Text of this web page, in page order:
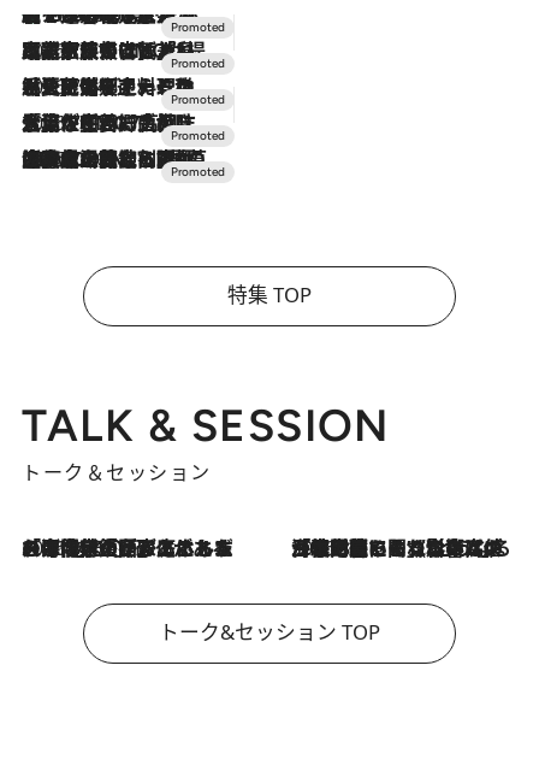
2026.8.7
【トンボの足水浴】ヒノキの香りに包まれて涼感マックス！約13℃の湧水かけ流しを避暑地「星野温泉 トンボの湯」で体験
2026.7.31
【ホテル帰省】という選択肢をOMOが提案。家族とほどよい距離を保つには「昼は実家、夜は気兼ねなくホテルで！」
2026.7.24
【夏限定ディナーコース】旬を迎える稚鮎や花ズッキーニなどをイタリア・トスカーナの郷土料理の手法で満喫！
2026.7.17
「土佐和ハーブかき氷」がOMO7高知に登場！生姜、山椒、大葉など目にも舌にも涼を呼ぶ郷土の味
2026.7.10
NEW OPEN！【界 草津】名湯の地に誕生。趣の異なる2種の温泉と上州ならではの会席・蕎麦割烹など美食を味わう究極の癒やし旅
特集 TOP
TALK & SESSION
トーク＆セッション
2026.8.3
「今後値上げがあるとすれば…」「リスクがあるのは今年の冬」エネルギー専門家が語る、ホルムズ海峡封鎖が家庭にもたらす“ある心配” 2026.8.3
「住宅建てられない…」「サーチャージ料の高値が続いている」ホルムズ海峡封鎖による影響はいつまで続く？《エネルギー専門家に聞く“どうなる日本の暮らし”》
トーク&セッション TOP